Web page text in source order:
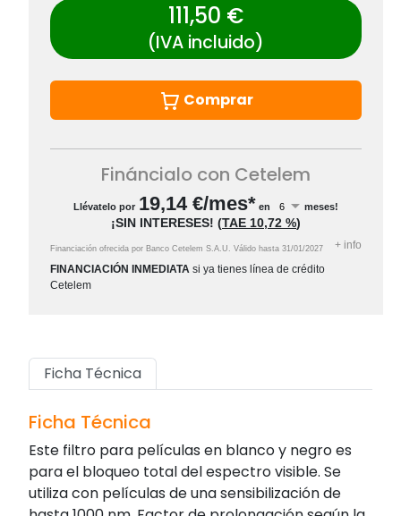
111,50 €
(IVA incluido)
Comprar
Fináncialo con Cetelem
Llévatelo por 19,14€/mes* en meses!
¡SIN INTERESES! (TAE 10,72 %)
Financiación ofrecida por Banco Cetelem S.A.U. Válido hasta 31/01/2027 + info
FINANCIACIÓN INMEDIATA si ya tienes línea de crédito
Cetelem
Ficha Técnica
Ficha Técnica
Este filtro para películas en blanco y negro es
para el bloqueo total del espectro visible. Se
utiliza con películas de una sensibilización de